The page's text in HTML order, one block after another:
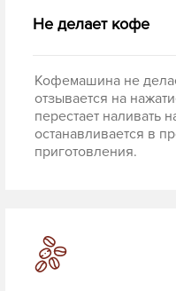
Не делает кофе
Кофемашина не
отзывается на
перестает наливать
останавливается в
приготовления.